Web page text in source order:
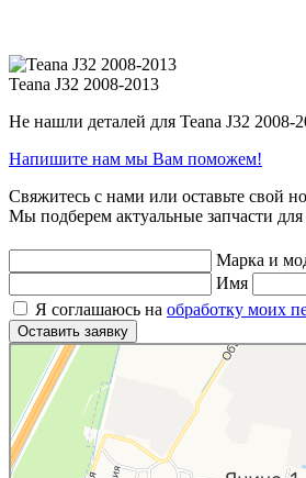
Teana J32 2008-2013
Не нашли деталей для Teana J32 2008-
Напишите нам мы Вам поможем!
Свяжитесь с нами или оставьте свой
Мы подберем актуальные запчасти
Марка и
Имя
Я соглашаюсь на обработку моих
Яндекс.Карты
Яндекс.Карты — поиск мест и адресов, городской